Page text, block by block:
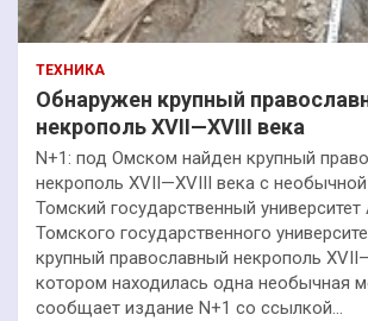
ТЕХНИКА
Обнаружен крупный
некрополь XVII—XVIII века
N+1: под Омском найден крупный
некрополь XVII—XVIII века с
Томский государственный университет
Томского государственного
крупный православный некрополь
котором находилась одна необычная
сообщает издание N+1 со ссылкой…